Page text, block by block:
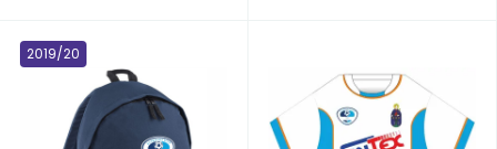
2019/20